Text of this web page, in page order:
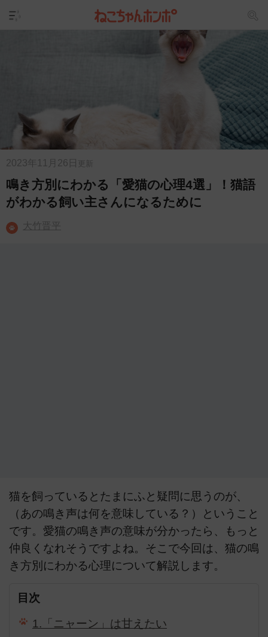
2023年11月26日 更新
鳴き方別にわかる「愛猫の心理4選」！猫語
がわかる飼い主さんになるために
大竹晋平
猫を飼っているとたまにふと疑問に思うのが、
（あの鳴き声は何を意味している？）ということ
です。愛猫の鳴き声の意味が分かったら、もっと
仲良くなれそうですよね。そこで今回は、猫の鳴
き方別にわかる心理について解説します。
目次
1.「ニャーン」は甘えたい